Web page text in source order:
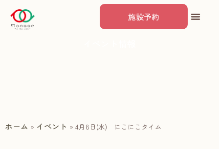
施設予約
ホーム » イベント » 4月8日(水) にこにこタイム